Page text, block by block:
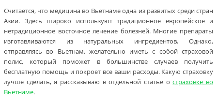
Считается, что медицина во Вьетнаме одна из развитых среди стран
Азии. Здесь широко используют традиционное европейское и
нетрадиционное восточное лечение болезней. Многие препараты
изготавливаются из натуральных ингредиентов. Однако,
отправляясь во Вьетнам, желательно иметь с собой страховой
полис, который поможет в большинстве случаев получить
бесплатную помощь и покроет все ваши расходы. Какую страховку
лучше сделать, я рассказываю в отдельной статье остраховке во
Вьетнаме.